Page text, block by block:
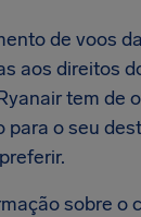
de voos
aos direitos
tem de
o seu
sobre o